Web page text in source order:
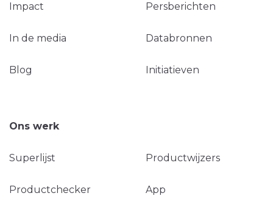
Impact Persberichten
In de media Databronnen
Blog Initiatieven
Ons werk
Superlijst Productwijzers
Productchecker App